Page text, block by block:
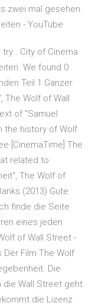
zwei mal gesehen.
- YouTube
. City of Cinema
We found 0
Teil 1 Ganzer
Wolf of Wall
of "Samuel
the history of Wolf
[CinemaTime] The
related to
The Wolf of
(2013) Gute
finde die Seite
eines jeden
of Wall Street -
Der Film The Wolf
Die
die Wall Street geht
die Lizenz